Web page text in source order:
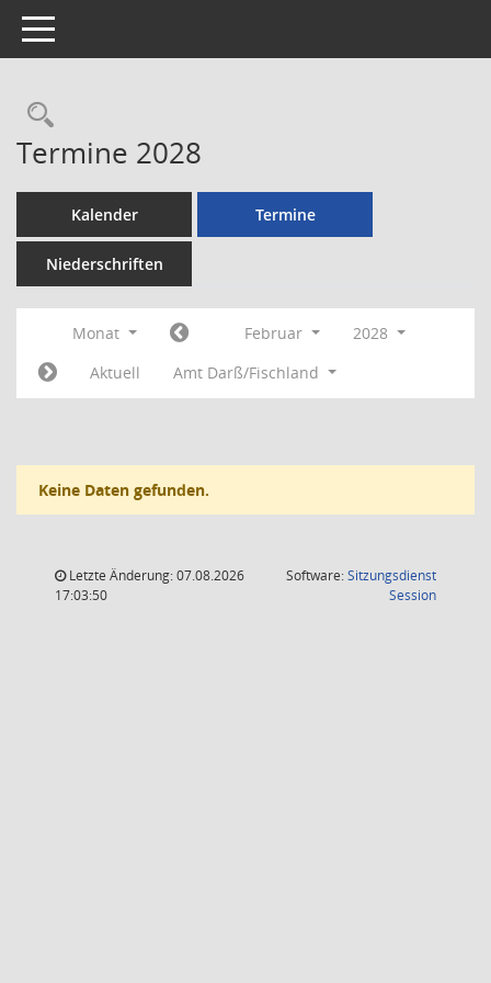
Toggle navigation
Rechercheauswahl
Termine 2028
Kalender Termine
Niederschriften
Monat Februar
2028
Aktuell
Amt Darß/Fischland
Keine Daten gefunden.
Letzte Änderung: 07.08.2026
17:03:50
Software:Sitzungsdienst
Session(Wird in